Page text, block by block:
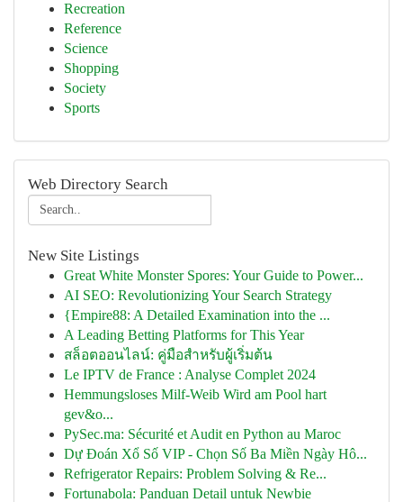
Recreation
Reference
Science
Shopping
Society
Sports
Web Directory Search
New Site Listings
Great White Monster Spores: Your Guide to Power...
AI SEO: Revolutionizing Your Search Strategy
{Empire88: A Detailed Examination into the ...
A Leading Betting Platforms for This Year
สล็อตออนไลน์: คู่มือสำหรับผู้เริ่มต้น
Le IPTV de France : Analyse Complet 2024
Hemmungsloses Milf-Weib Wird am Pool hart
gev&o...
PySec.ma: Sécurité et Audit en Python au Maroc
Dự Đoán Xổ Số VIP - Chọn Số Ba Miền Ngày Hô...
Refrigerator Repairs: Problem Solving & Re...
Fortunabola: Panduan Detail untuk Newbie